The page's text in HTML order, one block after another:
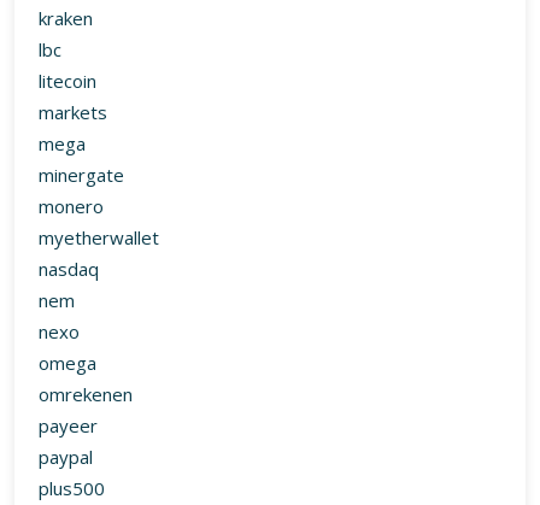
kraken
lbc
litecoin
markets
mega
minergate
monero
myetherwallet
nasdaq
nem
nexo
omega
omrekenen
payeer
paypal
plus500